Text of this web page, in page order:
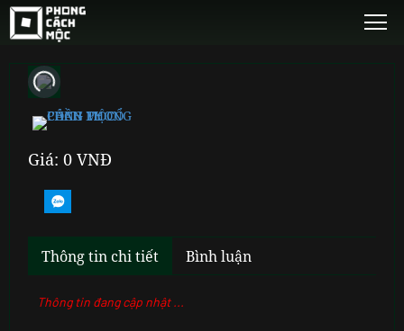
Giá: 0 VNĐ
Thông tin chi tiết Bình luận
Thông tin đang cập nhật ...